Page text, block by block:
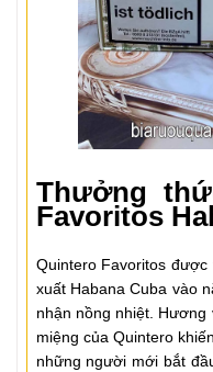
Thưởng
Favoritos
Quintero Favoritos
xuất Habana Cuba vào
nhận nồng nhiệt.
miệng của Quintero
những người mới bắt